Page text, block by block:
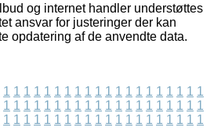
og internet handler understøttes
ansvar for justeringer der kan
opdatering af de anvendte data.
1 1 1 1 1 1 1 1 1 1 1 1 1 1 1 1 1 1 1 1
1 1 1 1 1 1 1 1 1 1 1 1 1 1 1 1 1 1 1 1
1 1 1 1 1 1 1 1 1 1 1 1 1 1 1 1 1 1 1 1